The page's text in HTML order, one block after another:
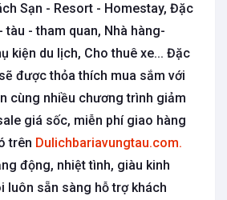
Sạn - Resort - Homestay, Đặc
tàu - tham quan, Nhà hàng-
kiện du lịch, Cho thuê xe... Đặc
được thỏa thích mua sắm với
cùng nhiều chương trình giảm
giá sốc, miễn phí giao hàng
trên Dulichbariavungtau.com.
động, nhiệt tình, giàu kinh
luôn sẵn sàng hỗ trợ khách